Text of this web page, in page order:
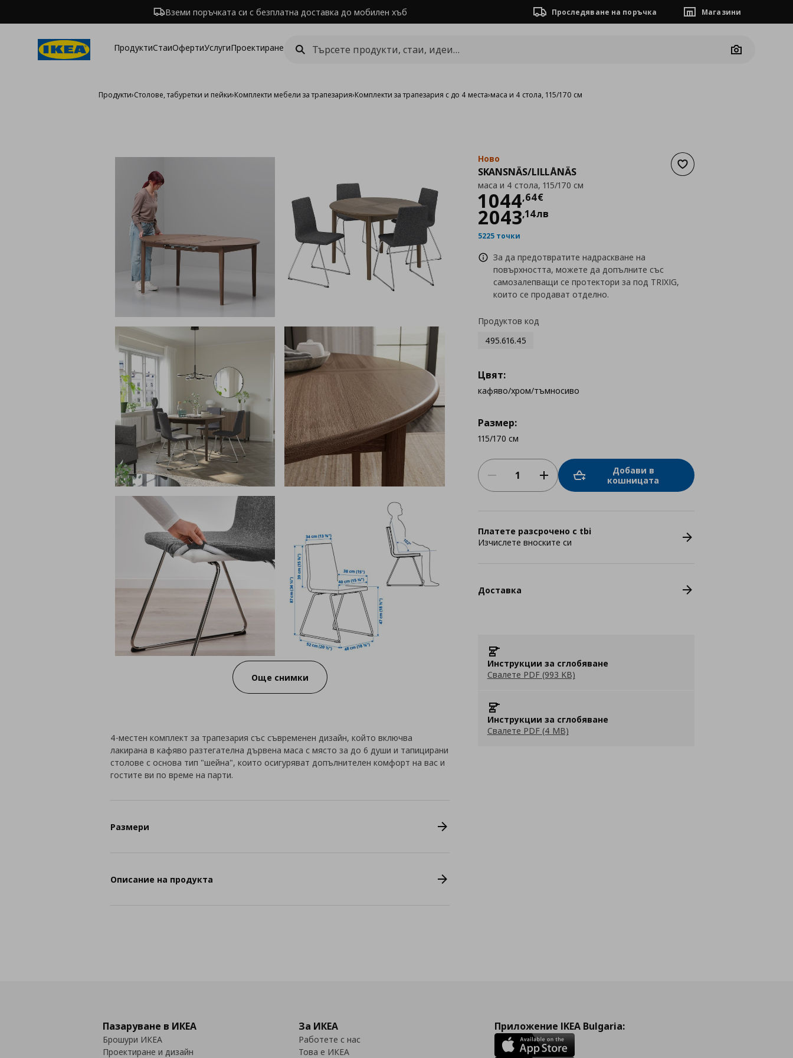
Вземи поръчката си с безплатна доставка до мобилен хъб Проследяване на поръчка Магазини
ПродуктиСтаиОфертиУслугиПроектиране
Camera
Продукти›Столове, табуретки и пейки›Комплекти мебели за трапезария›Комплекти за трапезария с до 4 места›маса и 4 стола, 115/170 см
Още снимки
Добави към списъка с
Ново
SKANSNÄS/LILLÅNÄS
маса и 4 стола, 115/170 см
1044,64€
Цена1044,64 €
2043,14лв
5225 точки
За да предотвратите надраскване на
повърхността, можете да допълните със
самозалепващи се протектори за под TRIXIG,
които се продават отделно.
Продуктов код
495.616.45
Цвят:
кафяво/хром/тъмносиво
Размер:
115/170 см
Добави в
кошницата
Платете разсрочено с tbi
Изчислете вноските си
Доставка
Инструкции за сглобяване
Свалете PDF (993 KB)
Инструкции за сглобяване
Свалете PDF (4 MB)
4-местен комплект за трапезария със съвременен дизайн, който включва
лакирана в кафяво разтегателна дървена маса с място за до 6 души и тапицирани
столове с основа тип "шейна", които осигуряват допълнителен комфорт на вас и
гостите ви по време на парти.
Размери
Описание на продукта
Пазаруване в ИКЕА
Брошури ИКЕА
Проектиране и дизайн
За ИКЕА
Работете с нас
Това е ИКЕА
Приложение IKEA Bulgaria: